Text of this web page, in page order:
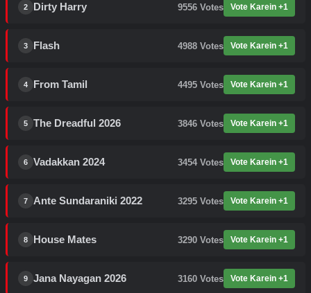
2 Dirty Harry 9556 Votes Vote Karein +1
3 Flash 4988 Votes Vote Karein +1
4 From Tamil 4495 Votes Vote Karein +1
5 The Dreadful 2026 3846 Votes Vote Karein +1
6 Vadakkan 2024 3454 Votes Vote Karein +1
7 Ante Sundaraniki 2022 3295 Votes Vote Karein +1
8 House Mates 3290 Votes Vote Karein +1
9 Jana Nayagan 2026 3160 Votes Vote Karein +1